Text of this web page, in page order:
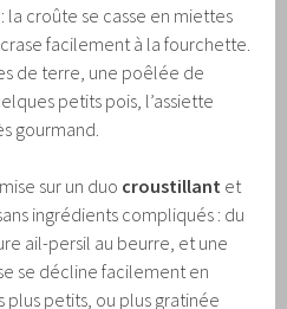
la croûte se casse en miettes
facilement à la fourchette.
de terre, une poêlée de
petits pois, l’assiette
gourmand.
sur un duo croustillant et
ingrédients compliqués : du
ail-persil au beurre, et une
se décline facilement en
petits, ou plus gratinée